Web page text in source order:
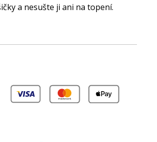
a nesušte ji ani na topení.